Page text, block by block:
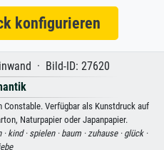
konfigurieren
· Bild-ID: 27620
Verfügbar als Kunstdruck auf
Naturpapier oder Japanpapier.
· kind · spielen · baum · zuhause · glück ·